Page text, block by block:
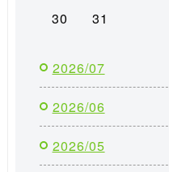
30
31
2026/07
2026/06
2026/05